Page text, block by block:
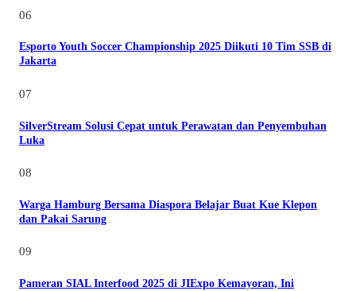
06
Esporto Youth Soccer Championship 2025 Diikuti 10 Tim SSB di
Jakarta
07
SilverStream Solusi Cepat untuk Perawatan dan Penyembuhan
Luka
08
Warga Hamburg Bersama Diaspora Belajar Buat Kue Klepon
dan Pakai Sarung
09
Pameran SIAL Interfood 2025 di JIExpo Kemayoran, Ini